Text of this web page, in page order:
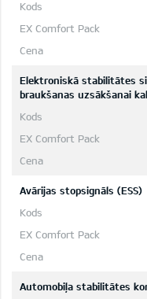
Elektroniskā stabilitātes
braukšanas uzsākšanai
Avārijas stopsignāls (ESS)
Automobiļa stabilitātes